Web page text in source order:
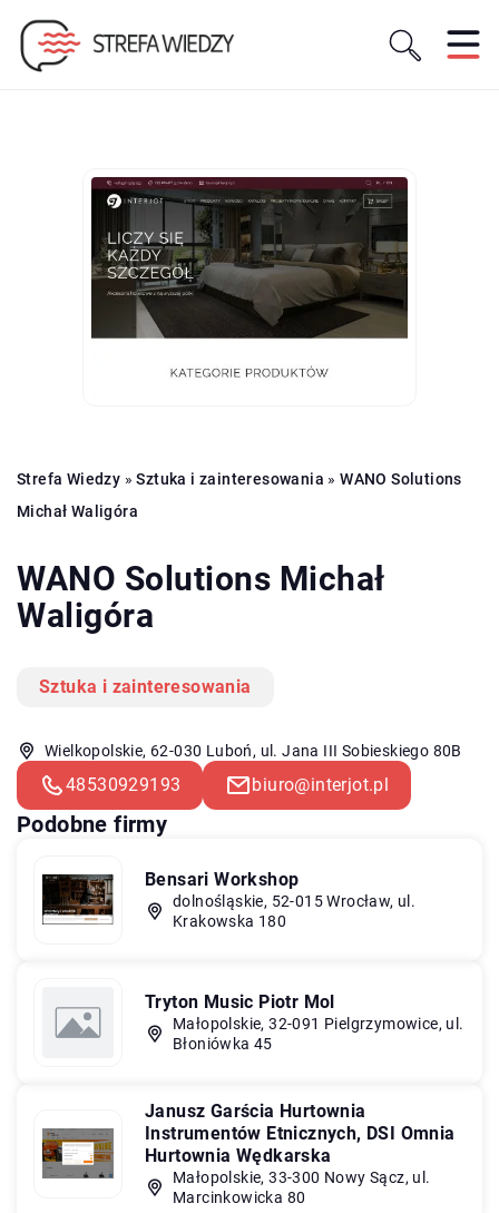
Strefa Wiedzy »Sztuka i zainteresowania »WANO Solutions
Michał Waligóra
WANO Solutions Michał
Waligóra
Sztuka i zainteresowania
Wielkopolskie, 62-030 Luboń, ul. Jana III Sobieskiego 80B
48530929193 biuro@interjot.pl
Podobne firmy
Bensari Workshop
dolnośląskie, 52-015 Wrocław, ul.
Krakowska 180
Tryton Music Piotr Mol
Małopolskie, 32-091 Pielgrzymowice, ul.
Błoniówka 45
Janusz Garścia Hurtownia
Instrumentów Etnicznych, DSI Omnia
Hurtownia Wędkarska
Małopolskie, 33-300 Nowy Sącz, ul.
Marcinkowicka 80